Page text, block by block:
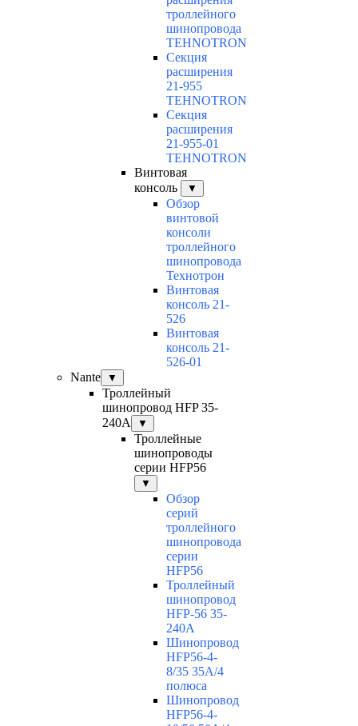
троллейного
шинопровода
TEHNOTRON
Секция
расширения
21-955
TEHNOTRON
Секция
расширения
21-955-01
TEHNOTRON
Винтовая
консоль
▼
Обзор
винтовой
консоли
троллейного
шинопровода
Технотрон
Винтовая
консоль 21-
526
Винтовая
консоль 21-
526-01
Nante
▼
Троллейный
шинопровод HFP 35-
240А
▼
Троллейные
шинопроводы
серии HFP56
▼
Обзор
серий
троллейного
шинопровода
серии
HFP56
Троллейный
шинопровод
HFP-56 35-
240А
Шинопровод
HFP56-4-
8/35 35А/4
полюса
Шинопровод
HFP56-4-